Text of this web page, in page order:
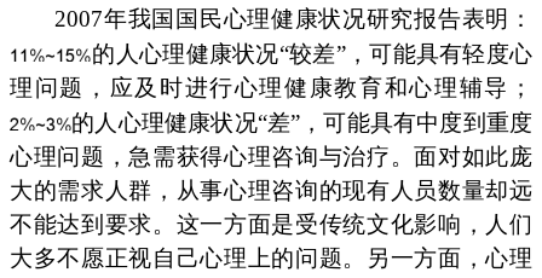
2007年我国国民心理健康状况研究报告表明：
的人心理健康状况“较差”，可能具有轻度心
理问题，应及时进行心理健康教育和心理辅导；
的人心理健康状况“差”，可能具有中度到重度
心理问题，急需获得心理咨询与治疗。面对如此庞
大的需求人群，从事心理咨询的现有人员数量却远
不能达到要求。这一方面是受传统文化影响，人们
大多不愿正视自己心理上的问题。另一方面，心理